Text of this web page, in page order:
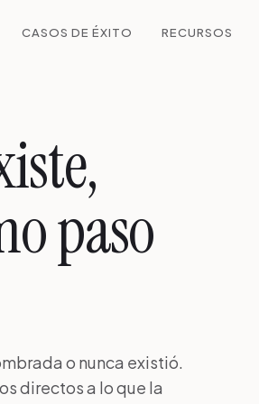
CASOS DE ÉXITO RECURSOS
paso
o nunca existió.
directos a lo que la